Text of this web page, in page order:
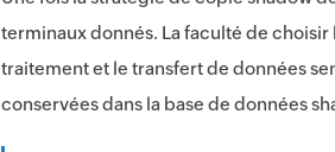
terminaux donnés. La faculté de
traitement et le transfert de données
conservées dans la base de données